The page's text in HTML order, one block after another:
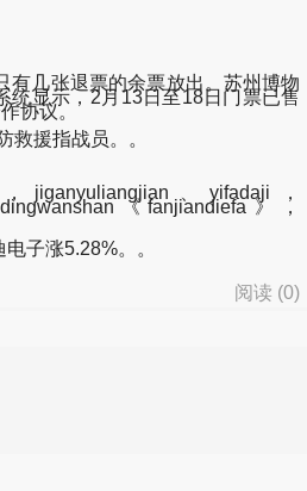
几张退票的余票放出。苏州博物
统显示，2月13日至18日门票已售
协议。
援指战员。。
，jiganyuliangjian、yifadaji，
《fanjiandiefa》，
子涨5.28%。。
阅读 (0)